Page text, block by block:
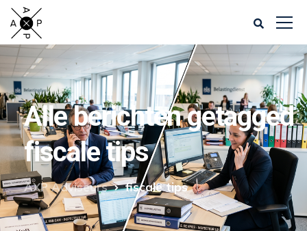
Alle berichten getagged
fiscale tips
AXP Adviseurs fiscale tips